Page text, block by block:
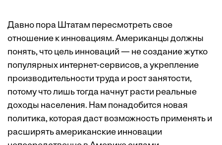
Давно пора Штатам пересмотреть свое
отношение к инновациям. Американцы должны
понять, что цель инноваций — не создание жутко
популярных интернет-сервисов, а укрепление
производительности труда и рост занятости,
потому что лишь тогда начнут расти реальные
доходы населения. Нам понадобится новая
политика, которая даст возможность применять и
расширять американские инновации